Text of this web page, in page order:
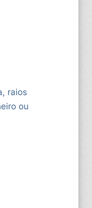
raios
ou